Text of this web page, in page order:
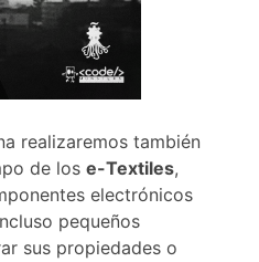
realizaremos también
de lose-Textiles,
electrónicos
pequeños
sus propiedades o